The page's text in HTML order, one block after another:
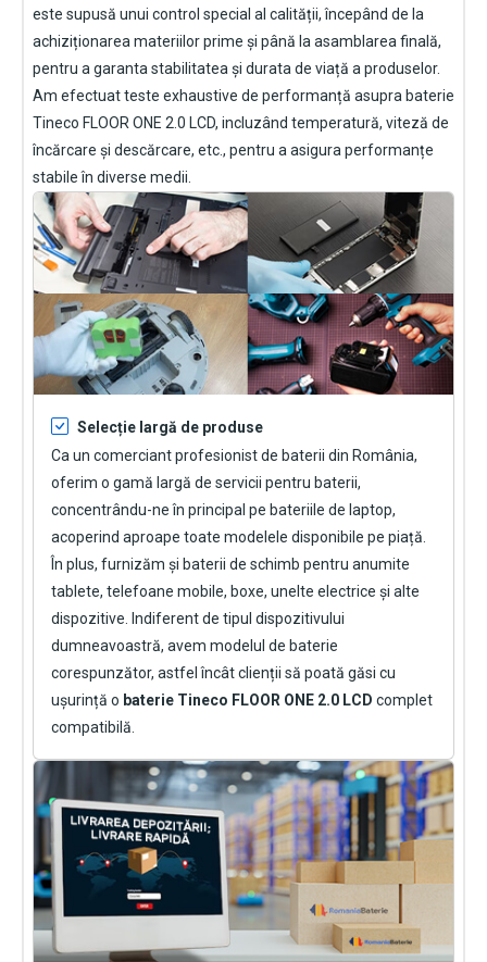
este supusă unui control special al calității, începând de la
achiziționarea materiilor prime și până la asamblarea finală,
pentru a garanta stabilitatea și durata de viață a produselor.
Am efectuat teste exhaustive de performanță asupra baterie
Tineco FLOOR ONE 2.0 LCD, incluzând temperatură, viteză de
încărcare și descărcare, etc., pentru a asigura performanțe
stabile în diverse medii.
Selecție largă de produse
Ca un comerciant profesionist de baterii din România,
oferim o gamă largă de servicii pentru baterii,
concentrându-ne în principal pe bateriile de laptop,
acoperind aproape toate modelele disponibile pe piață.
În plus, furnizăm și baterii de schimb pentru anumite
tablete, telefoane mobile, boxe, unelte electrice și alte
dispozitive. Indiferent de tipul dispozitivului
dumneavoastră, avem modelul de baterie
corespunzător, astfel încât clienții să poată găsi cu
ușurință o baterie Tineco FLOOR ONE 2.0 LCD complet
compatibilă.